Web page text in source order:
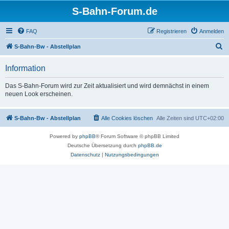
S-Bahn-Forum.de
FAQ Anmelden
Registrieren
S-Bahn-Bw - Abstellplan
Information
Das S-Bahn-Forum wird zur Zeit aktualisiert und wird demnächst in einem
neuen Look erscheinen.
S-Bahn-Bw - Abstellplan Alle Zeiten sind UTC+02:00
Alle Cookies löschen
Powered by phpBB® Forum Software © phpBB Limited
Deutsche Übersetzung durch phpBB.de
Datenschutz| Nutzungsbedingungen